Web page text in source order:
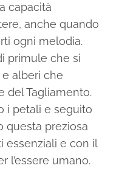
capacità
anche quando
ogni melodia.
primule che si
e alberi che
del Tagliamento.
i petali e seguito
questa preziosa
essenziali e con il
l’essere umano.